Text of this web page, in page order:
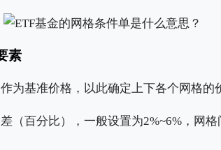
素
为基准价格，以此确定上下各个网格的
（百分比），一般设置为2%~6%，网